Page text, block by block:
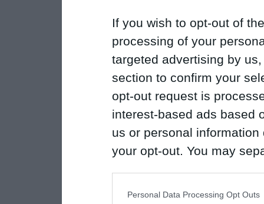
If you wish to opt-out of
processing of your
targeted advertising by
section to confirm your
opt-out request is
interest-based ads based
us or personal
your opt-out. You may
Personal Data Processing Opt Outs